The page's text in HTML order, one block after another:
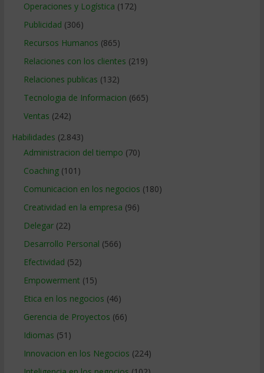
Operaciones y Logística (172)
Publicidad (306)
Recursos Humanos (865)
Relaciones con los clientes (219)
Relaciones publicas (132)
Tecnologia de Informacion (665)
Ventas (242)
Habilidades (2.843)
Administracion del tiempo (70)
Coaching(101)
Comunicacion en los negocios (180)
Creatividad en la empresa (96)
Delegar(22)
Desarrollo Personal (566)
Efectividad (52)
Empowerment (15)
Etica en los negocios (46)
Gerencia de Proyectos (66)
Idiomas (51)
Innovacion en los Negocios (224)